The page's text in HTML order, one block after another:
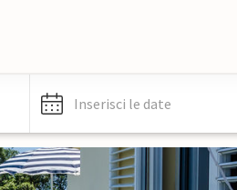
Inserisci le date